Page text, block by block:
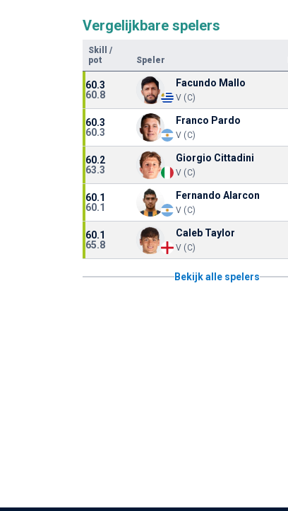
Vergelijkbare spelers
Skill
/
pot
Speler
60.3
60.8
Facundo Mallo
V (C)
60.3
60.3
Franco Pardo
V (C)
60.2
63.3
Giorgio Cittadini
V (C)
60.1
60.1
Fernando Alarcon
V (C)
60.1
65.8
Caleb Taylor
V (C)
Bekijk alle spelers